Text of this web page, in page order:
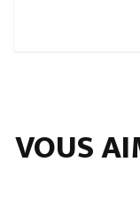
VOUS